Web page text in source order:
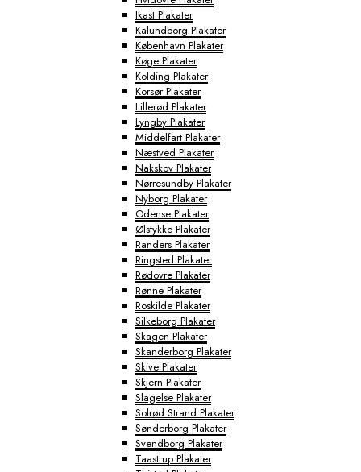
Ikast Plakater
Kalundborg Plakater
København Plakater
Køge Plakater
Kolding Plakater
Korsør Plakater
Lillerød Plakater
Lyngby Plakater
Middelfart Plakater
Næstved Plakater
Nakskov Plakater
Nørresundby Plakater
Nyborg Plakater
Odense Plakater
Ølstykke Plakater
Randers Plakater
Ringsted Plakater
Rødovre Plakater
Rønne Plakater
Roskilde Plakater
Silkeborg Plakater
Skagen Plakater
Skanderborg Plakater
Skive Plakater
Skjern Plakater
Slagelse Plakater
Solrød Strand Plakater
Sønderborg Plakater
Svendborg Plakater
Taastrup Plakater